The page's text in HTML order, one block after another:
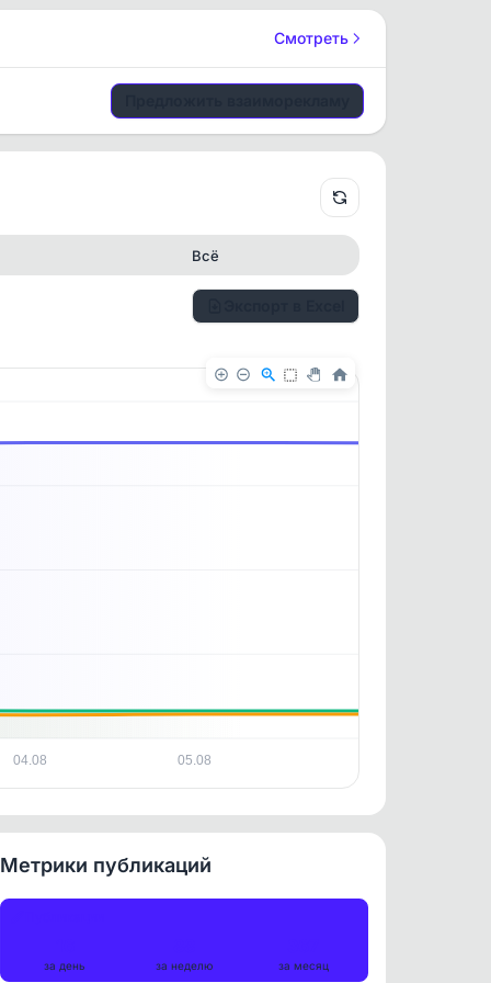
Смотреть
Всё
04.08 05.08
Метрики публикаций
за день за неделю за месяц